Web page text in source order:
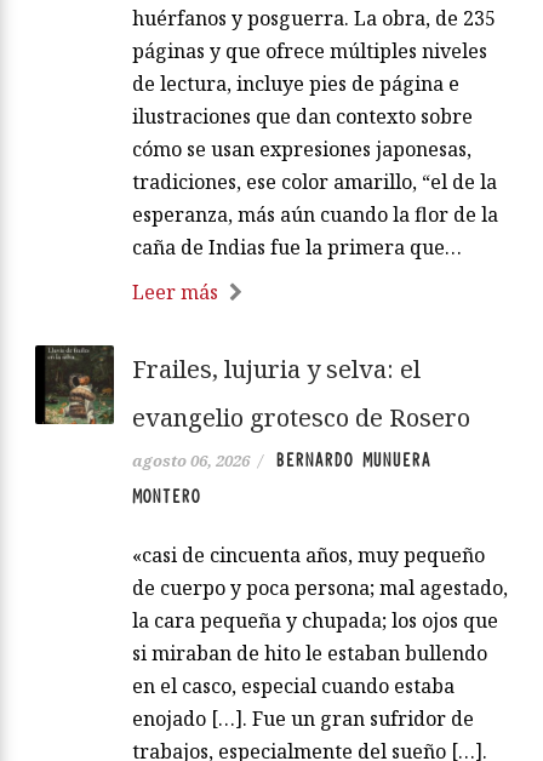
huérfanos y posguerra. La obra, de 235
páginas y que ofrece múltiples niveles
de lectura, incluye pies de página e
ilustraciones que dan contexto sobre
cómo se usan expresiones japonesas,
tradiciones, ese color amarillo, “el de la
esperanza, más aún cuando la flor de la
caña de Indias fue la primera que…
Leer más
Frailes, lujuria y selva: el
evangelio grotesco de Rosero
agosto 06, 2026 /
BERNARDO MUNUERA
MONTERO
«casi de cincuenta años, muy pequeño
de cuerpo y poca persona; mal agestado,
la cara pequeña y chupada; los ojos que
si miraban de hito le estaban bullendo
en el casco, especial cuando estaba
enojado […]. Fue un gran sufridor de
trabajos, especialmente del sueño […].